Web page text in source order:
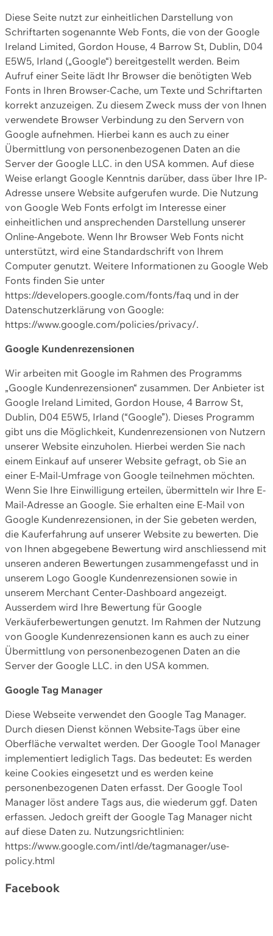
Diese Seite nutzt zur einheitlichen Darstellung von
Schriftarten sogenannte Web Fonts, die von der Google
Ireland Limited, Gordon House, 4 Barrow St, Dublin, D04
E5W5, Irland („Google“) bereitgestellt werden. Beim
Aufruf einer Seite lädt Ihr Browser die benötigten Web
Fonts in Ihren Browser-Cache, um Texte und Schriftarten
korrekt anzuzeigen. Zu diesem Zweck muss der von Ihnen
verwendete Browser Verbindung zu den Servern von
Google aufnehmen. Hierbei kann es auch zu einer
Übermittlung von personenbezogenen Daten an die
Server der Google LLC. in den USA kommen. Auf diese
Weise erlangt Google Kenntnis darüber, dass über Ihre IP-
Adresse unsere Website aufgerufen wurde. Die Nutzung
von Google Web Fonts erfolgt im Interesse einer
einheitlichen und ansprechenden Darstellung unserer
Online-Angebote. Wenn Ihr Browser Web Fonts nicht
unterstützt, wird eine Standardschrift von Ihrem
Computer genutzt. Weitere Informationen zu Google Web
Fonts finden Sie unter
https://developers.google.com/fonts/faq und in der
Datenschutzerklärung von Google:
https://www.google.com/policies/privacy/.
Google Kundenrezensionen
Wir arbeiten mit Google im Rahmen des Programms
„Google Kundenrezensionen“ zusammen. Der Anbieter ist
Google Ireland Limited, Gordon House, 4 Barrow St,
Dublin, D04 E5W5, Irland (“Google”). Dieses Programm
gibt uns die Möglichkeit, Kundenrezensionen von Nutzern
unserer Website einzuholen. Hierbei werden Sie nach
einem Einkauf auf unserer Website gefragt, ob Sie an
einer E-Mail-Umfrage von Google teilnehmen möchten.
Wenn Sie Ihre Einwilligung erteilen, übermitteln wir Ihre E-
Mail-Adresse an Google. Sie erhalten eine E-Mail von
Google Kundenrezensionen, in der Sie gebeten werden,
die Kauferfahrung auf unserer Website zu bewerten. Die
von Ihnen abgegebene Bewertung wird anschliessend mit
unseren anderen Bewertungen zusammengefasst und in
unserem Logo Google Kundenrezensionen sowie in
unserem Merchant Center-Dashboard angezeigt.
Ausserdem wird Ihre Bewertung für Google
Verkäuferbewertungen genutzt. Im Rahmen der Nutzung
von Google Kundenrezensionen kann es auch zu einer
Übermittlung von personenbezogenen Daten an die
Server der Google LLC. in den USA kommen.
Google Tag Manager
Diese Webseite verwendet den Google Tag Manager.
Durch diesen Dienst können Website-Tags über eine
Oberfläche verwaltet werden. Der Google Tool Manager
implementiert lediglich Tags. Das bedeutet: Es werden
keine Cookies eingesetzt und es werden keine
personenbezogenen Daten erfasst. Der Google Tool
Manager löst andere Tags aus, die wiederum ggf. Daten
erfassen. Jedoch greift der Google Tag Manager nicht
auf diese Daten zu. Nutzungsrichtlinien:
https://www.google.com/intl/de/tagmanager/use-
policy.html
Facebook